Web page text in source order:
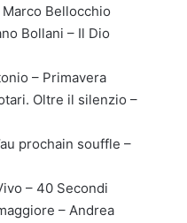
Bellocchio
Bollani – Il Dio
– Primavera
Oltre il silenzio –
prochain souffle –
– 40 Secondi
– Andrea